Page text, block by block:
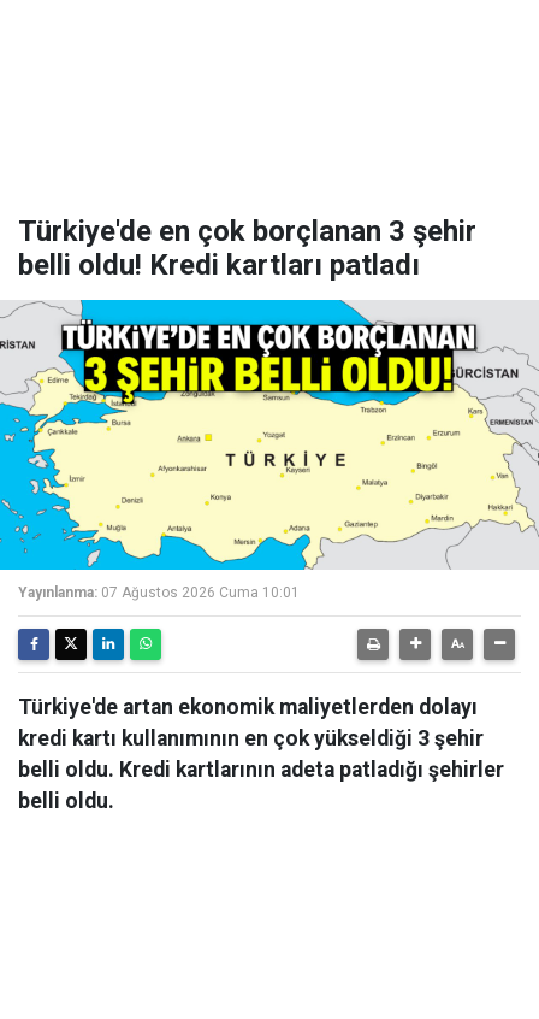
Türkiye'de en çok borçlanan 3 şehir
belli oldu! Kredi kartları patladı
Yayınlanma: 07 Ağustos 2026 Cuma 10:01
Türkiye'de artan ekonomik maliyetlerden dolayı
kredi kartı kullanımının en çok yükseldiği 3 şehir
belli oldu. Kredi kartlarının adeta patladığı şehirler
belli oldu.